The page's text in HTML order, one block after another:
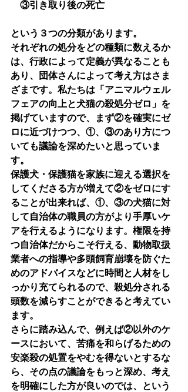
③引き取り後の死亡
という３つの分類があります。
それぞれの処分をどの種類に数えるか
は、行政によって定義が異なることも
あり、団体さんによって考え方はさま
ざまです。私たちは「アニマルウェル
フェアの向上と犬猫の殺処分ゼロ」を
掲げていますので、まず②を確実にゼ
ロに近づけつつ、①、③のあり方につ
いても議論を深めたいと思っていま
す。
保護犬・保護猫を家族に迎える選択を
してくださる方が増えて②をゼロにす
ることが出来れば、①、③の犬猫に対
して自治体の職員の方がより手厚いケ
アを行えるようになります。権限を持
つ自治体だからこそ行える、動物取扱
業者への指導や多頭飼育崩壊を防ぐた
めのアドバイスなどに時間と人材をし
っかり充てられるので、殺処分される
頭数を減らすことができると考えてい
ます。
さらに踏み込んで、例えば②以外のケ
ースにおいて、苦痛を和らげるための
安楽殺の処置をやむを得ないとするな
ら、その点の議論をもっと深め、考え
を明確にした方が良いのでは、という